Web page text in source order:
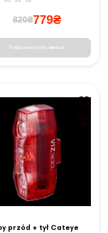
820₴779₴
Повідомити коли з'явиться
przód + tył Cateye